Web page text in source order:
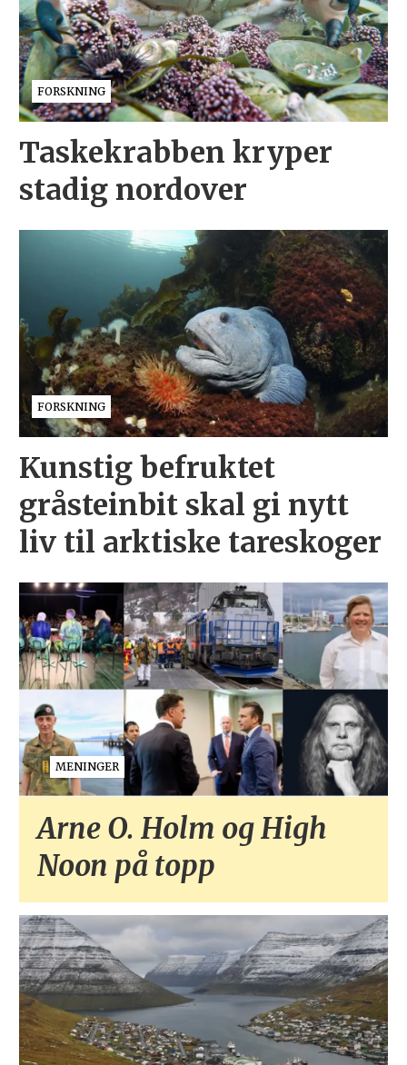
FORSKNING
Taskekrabben kryper
stadig nordover
FORSKNING
Kunstig befruktet
gråsteinbit skal gi nytt
liv til arktiske tareskoger
MENINGER
Arne O. Holm og High
Noon på topp